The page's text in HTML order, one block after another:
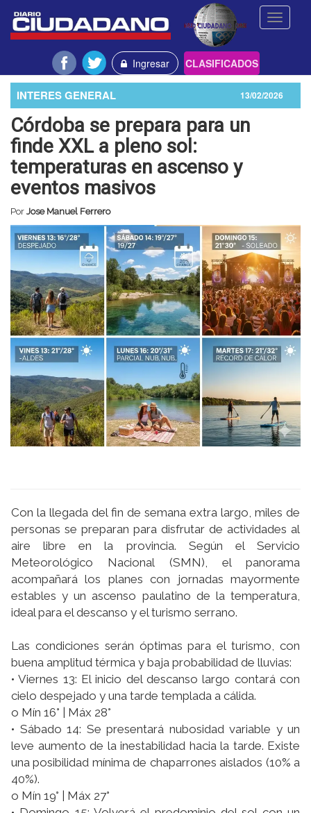
Toggle
Ingresar CLASIFICADOS
INTERES GENERAL 13/02/2026
Córdoba se prepara para un
finde XXL a pleno sol:
temperaturas en ascenso y
eventos masivos
Por Jose Manuel Ferrero
Con la llegada del fin de semana extra largo, miles de
personas se preparan para disfrutar de actividades al
aire libre en la provincia. Según el Servicio
Meteorológico Nacional (SMN), el panorama
acompañará los planes con jornadas mayormente
estables y un ascenso paulatino de la temperatura,
ideal para el descanso y el turismo serrano.
Las condiciones serán óptimas para el turismo, con
buena amplitud térmica y baja probabilidad de lluvias:
• Viernes 13: El inicio del descanso largo contará con
cielo despejado y una tarde templada a cálida.
o Mín 16° | Máx 28°
• Sábado 14: Se presentará nubosidad variable y un
leve aumento de la inestabilidad hacia la tarde. Existe
una posibilidad mínima de chaparrones aislados (10% a
40%).
o Mín 19° | Máx 27°